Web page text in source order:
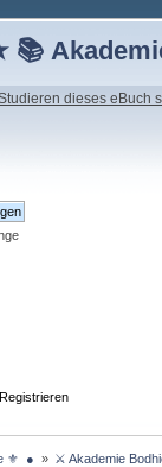
📚
dieses eBuch
Registrieren
⚜  ● » ⚔ Akademie